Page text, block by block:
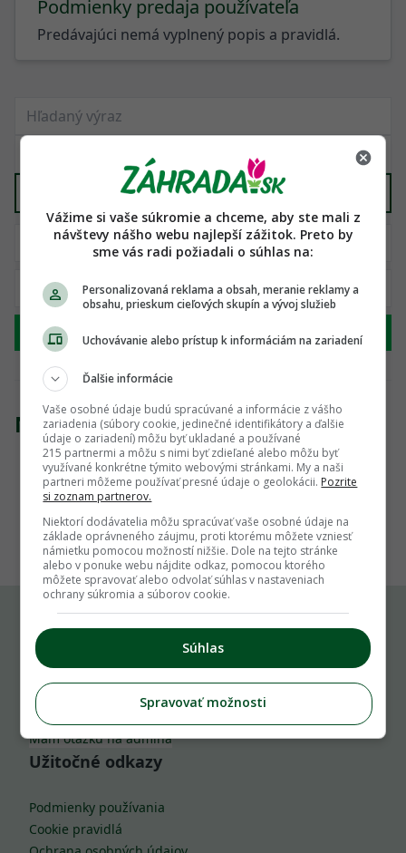
Podmienky predaja používateľa
Predávajúci nemá vyplnený popis a pravidlá.
Vyber kategóriu
Hľadať
Nenašli sme žiadny produkt
1
Komu môžeš napísať
info@zahrada.sk
Nahlás chybu
Mám otázku na admina
Užitočné odkazy
Podmienky používania
Cookie pravidlá
Vážime si vaše súkromie a chceme, aby ste mali z
návštevy nášho webu najlepší zážitok. Preto by
sme vás radi požiadali o súhlas na:
Personalizovaná reklama a obsah, meranie reklamy a
obsahu, prieskum cieľových skupín a vývoj služieb
Uchovávanie alebo prístup k informáciám na zariadení
Ďalšie informácie
Vaše osobné údaje budú spracúvané a informácie z vášho
zariadenia (súbory cookie, jedinečné identifikátory a ďalšie
údaje o zariadení) môžu byť ukladané a používané
215 partnermi a môžu s nimi byť zdieľané alebo môžu byť
využívané konkrétne týmito webovými stránkami. My a naši
partneri môžeme používať presné údaje o geolokácii. Pozrite
si zoznam partnerov.
Niektorí dodávatelia môžu spracúvať vaše osobné údaje na
základe oprávneného záujmu, proti ktorému môžete vzniesť
námietku pomocou možností nižšie. Dole na tejto stránke
alebo v ponuke webu nájdite odkaz, pomocou ktorého
môžete spravovať alebo odvolať súhlas v nastaveniach
ochrany súkromia a súborov cookie.
Súhlas
Spravovať možnosti